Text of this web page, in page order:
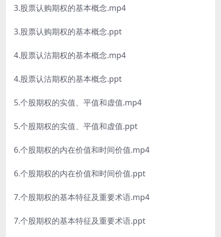
3.股票认购期权的基本概念.mp4
3.股票认购期权的基本概念.ppt
4.股票认沽期权的基本概念.mp4
4.股票认沽期权的基本概念.ppt
5.个股期权的实值、平值和虚值.mp4
5.个股期权的实值、平值和虚值.ppt
6.个股期权的内在价值和时间价值.mp4
6.个股期权的内在价值和时间价值.ppt
7.个股期权的基本特征及重要术语.mp4
7.个股期权的基本特征及重要术语.ppt